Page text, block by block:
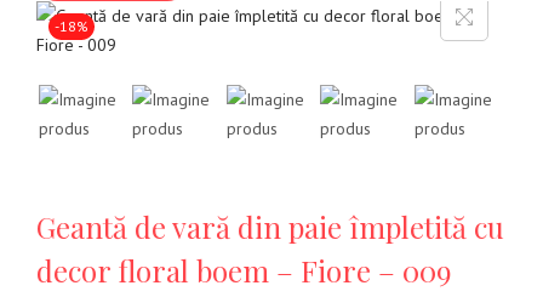
-18%
Geantă de vară din paie împletită cu
decor floral boem – Fiore – 009